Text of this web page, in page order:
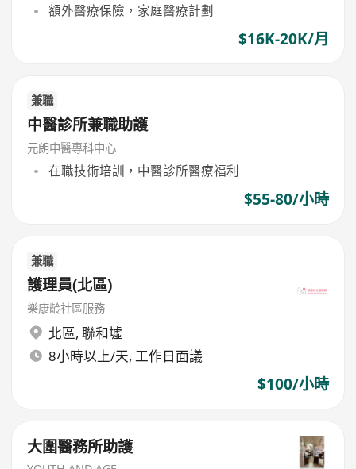
額外醫療保險，家庭醫療計劃
$16K-20K/月
兼職
中醫診所兼職助護
元朗中醫專科中心
在職技術培訓，中醫診所醫療福利
$55-80/小時
兼職
護理員(北區)
樂康齡社區服務
北區, 聯和墟
8小時以上/天, 工作日面議
$100/小時
大圍醫務所助護